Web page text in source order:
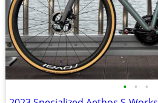
• • •